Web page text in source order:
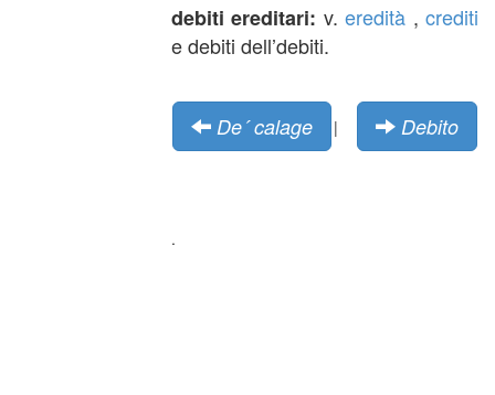
debiti ereditari: v.eredità ,crediti
e debiti dell’debiti.
De´ calage | Debito
.